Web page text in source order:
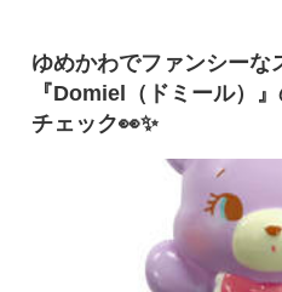
ゆめかわでファンシーな
『Domiel（ドミール）
チェック👀✨